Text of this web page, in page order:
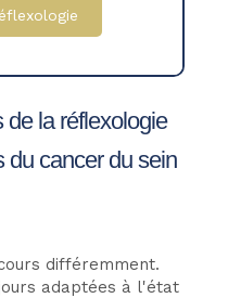
de la réflexologie
du cancer du sein
différemment.
adaptées à l'état